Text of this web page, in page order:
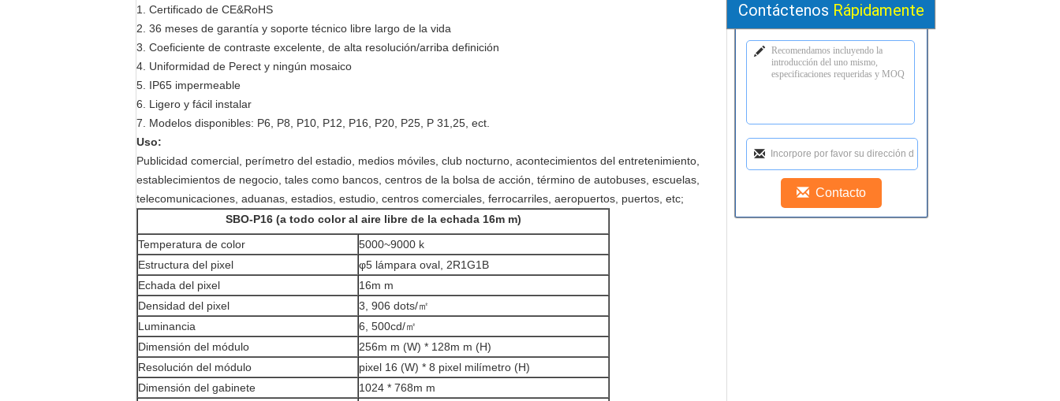
1. Certificado de CE&RoHS
2. 36 meses de garantía y soporte técnico libre largo de la vida
3. Coeficiente de contraste excelente, de alta resolución/arriba definición
4. Uniformidad de Perect y ningún mosaico
5. IP65 impermeable
6. Ligero y fácil instalar
7. Modelos disponibles: P6, P8, P10, P12, P16, P20, P25, P 31,25, ect.
Uso:
Publicidad comercial, perímetro del estadio, medios móviles, club nocturno, acontecimientos del entretenimiento,
establecimientos de negocio, tales como bancos, centros de la bolsa de acción, término de autobuses, escuelas,
telecomunicaciones, aduanas, estadios, estudio, centros comerciales, ferrocarriles, aeropuertos, puertos, etc;
SBO-P16 (a todo color al aire libre de la echada 16m m)
Temperatura de color
5000~9000 k
Estructura del pixel
φ5 lámpara oval, 2R1G1B
Echada del pixel
16m m
Densidad del pixel
3, 906 dots/㎡
Luminancia
6, 500cd/㎡
Dimensión del módulo
256m m (W) * 128m m (H)
Resolución del módulo
pixel 16 (W) * 8 pixel milímetro (H)
Dimensión del gabinete
1024 * 768m m
Contáctenos Rápidamente